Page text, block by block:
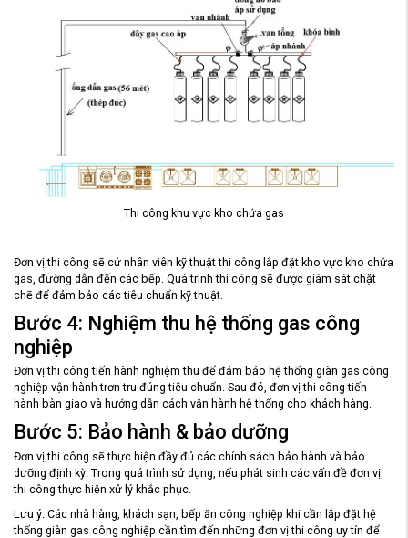
Thi công khu vực kho chứa gas
Đơn vị thi công sẽ cứ nhân viên kỹ thuật thi công lắp đặt kho vực kho chứa
gas, đường dẫn đến các bếp. Quá trình thi công sẽ được giám sát chặt
chẽ để đảm bảo các tiêu chuẩn kỹ thuật.
Bước 4: Nghiệm thu hệ thống gas công
nghiệp
Đơn vị thi công tiến hành nghiệm thu để đảm bảo hệ thống giàn gas công
nghiệp vận hành trơn tru đúng tiêu chuẩn. Sau đó, đơn vị thi công tiến
hành bàn giao và hướng dẫn cách vận hành hệ thống cho khách hàng.
Bước 5: Bảo hành & bảo dưỡng
Đơn vị thi công sẽ thực hiện đầy đủ các chính sách bảo hành và bảo
dưỡng định kỳ. Trong quá trình sử dụng, nếu phát sinh các vấn đề đơn vị
thi công thực hiện xử lý khắc phục.
Lưu ý: Các nhà hàng, khách sạn, bếp ăn công nghiệp khi cần lắp đặt hệ
thống giàn gas công nghiệp cần tìm đến những đơn vị thi công uy tín để